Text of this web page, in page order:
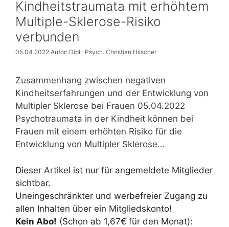
Kindheitstraumata mit erhöhtem
Multiple-Sklerose-Risiko
verbunden
05.04.2022 Autor: Dipl.-Psych. Christian Hilscher
Zusammenhang zwischen negativen
Kindheitserfahrungen und der Entwicklung von
Multipler Sklerose bei Frauen 05.04.2022
Psychotraumata in der Kindheit können bei
Frauen mit einem erhöhten Risiko für die
Entwicklung von Multipler Sklerose…
Dieser Artikel ist nur für angemeldete Mitglieder
sichtbar.
Uneingeschränkter und werbefreier Zugang zu
allen Inhalten über ein Mitgliedskonto!
Kein Abo! (Schon ab 1,67€ für den Monat):